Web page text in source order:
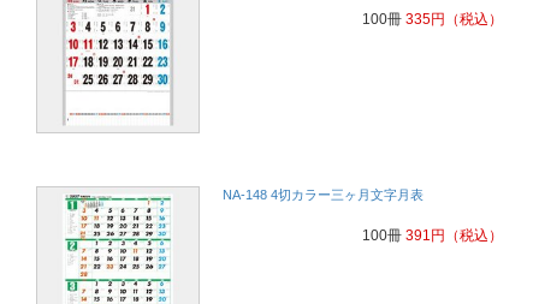
100冊 335円 （税込）
NA-148 4切カラー三ヶ月文字月表
100冊 391円 （税込）